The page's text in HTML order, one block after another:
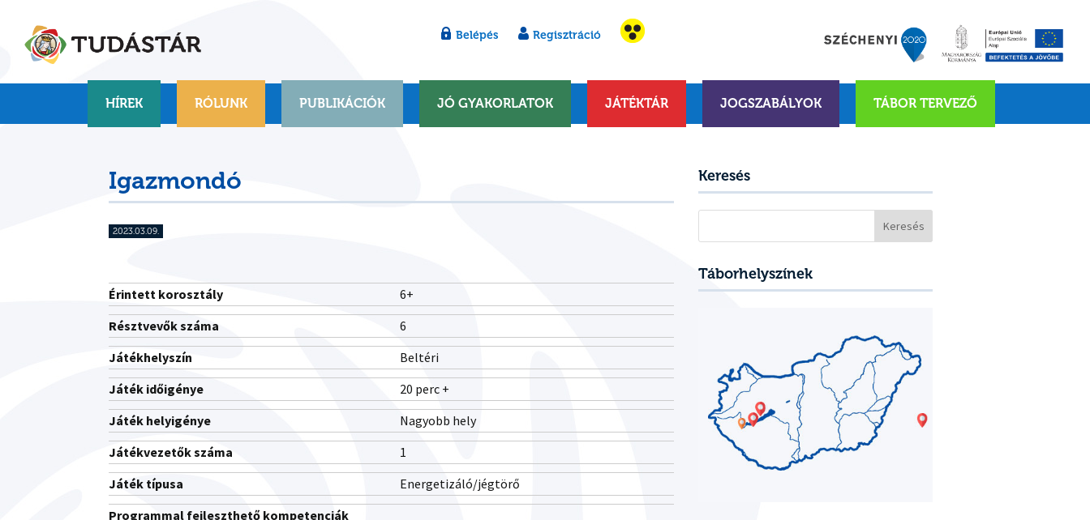
content
Belépés Regisztráció
HÍREK RÓLUNK PUBLIKÁCIÓK JÓ GYAKORLATOK JÁTÉKTÁR JOGSZABÁLYOK TÁBOR TERVEZŐ
Igazmondó
2023.03.09.
Érintett korosztály
6+
Résztvevők száma
6
Játékhelyszín
Beltéri
Játék időigénye
20 perc +
Játék helyigénye
Nagyobb hely
Játékvezetők száma
1
Játék típusa
Energetizáló/jégtörő
Programmal fejleszthető kompetenciák
Keresés
Táborhelyszínek